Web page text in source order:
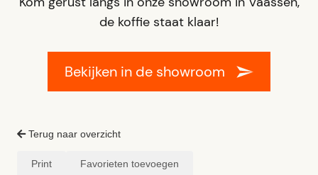
de koffie staat klaar!
Bekijken in de showroom
Terug naar overzicht
Print Favorieten toevoegen